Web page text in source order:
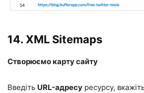
14. XML Sitemaps
Створюємо карту сайту
Введіть URL-адресу ресурсу,